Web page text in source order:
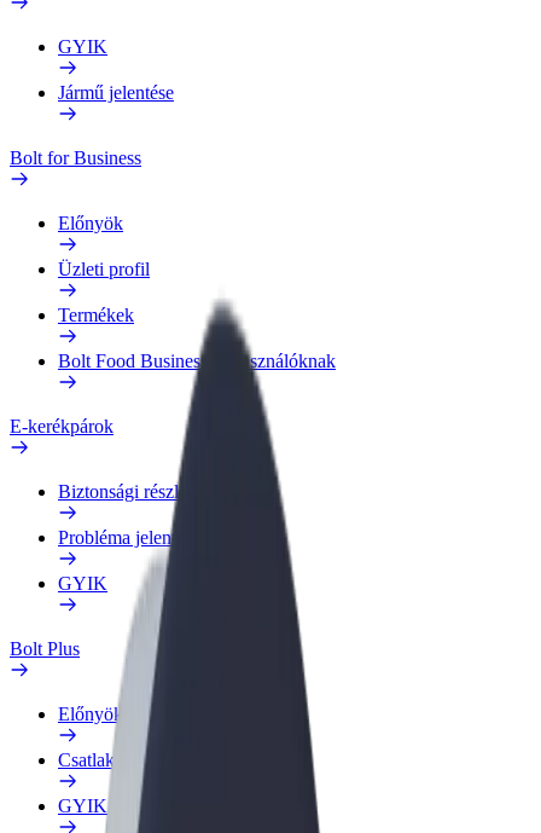
GYIK
Jármű jelentése
Bolt for Business
Előnyök
Üzleti profil
Termékek
Bolt Food Business felhasználóknak
E-kerékpárok
Biztonsági részleg
Probléma jelentése
GYIK
Bolt Plus
Előnyök
Csatlakozás
GYIK